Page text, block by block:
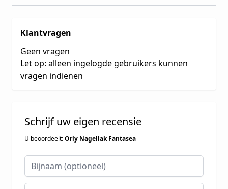
Klantvragen
Geen vragen
Let op: alleen ingelogde gebruikers kunnen
vragen indienen
Schrijf uw eigen recensie
U beoordeelt:Orly Nagellak Fantasea
Bijnaam